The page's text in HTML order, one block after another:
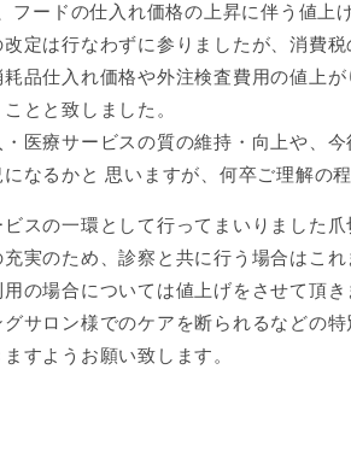
フードの仕入れ価格の上昇に伴う値上
定は行なわずに参りましたが、消費
品仕入れ価格や外注検査費用の値上
とと致しました。
医療サービスの質の維持・向上や、
なるかと 思いますが、何卒ご理解の
スの一環として行ってまいりました
実のため、診察と共に行う場合はこ
の場合については値上げをさせて頂き
サロン様でのケアを断られるなどの
すようお願い致します。